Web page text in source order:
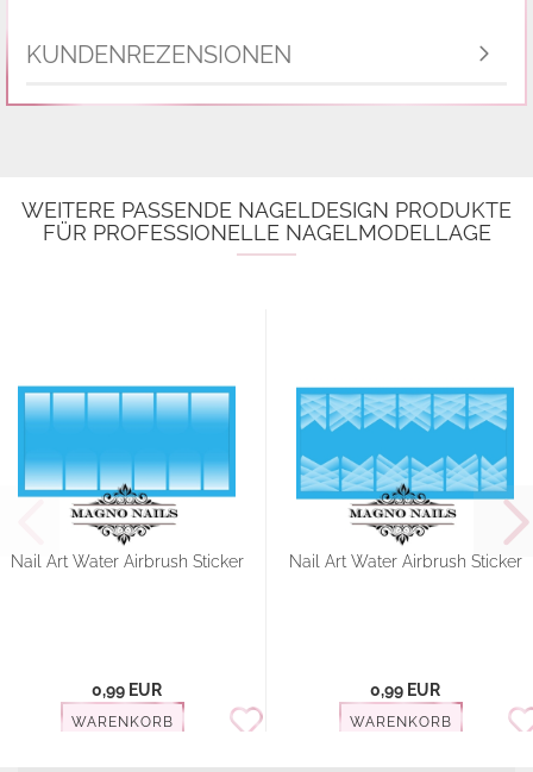
KUNDENREZENSIONEN
WEITERE PASSENDE NAGELDESIGN PRODUKTE
FÜR PROFESSIONELLE NAGELMODELLAGE
Nail Art Water Airbrush Sticker
0,99 EUR
WARENKORB
Nail Art Water Airbrush Sticker
0,99 EUR
WARENKORB